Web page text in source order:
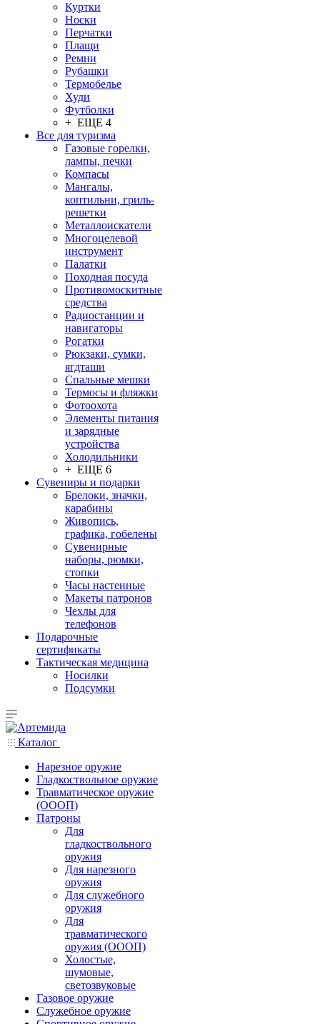
Куртки
Носки
Перчатки
Плащи
Ремни
Рубашки
Термобелье
Худи
Футболки
+ ЕЩЕ 4
Все для туризма
Газовые горелки,
лампы, печки
Компасы
Мангалы,
коптильни, гриль-
решетки
Металлоискатели
Многоцелевой
инструмент
Палатки
Походная посуда
Противомоскитные
средства
Радиостанции и
навигаторы
Рогатки
Рюкзаки, сумки,
ягдташи
Спальные мешки
Термосы и фляжки
Фотоохота
Элементы питания
и зарядные
устройства
Холодильники
+ ЕЩЕ 6
Сувениры и подарки
Брелоки, значки,
карабины
Живопись,
графика, гобелены
Сувенирные
наборы, рюмки,
стопки
Часы настенные
Макеты патронов
Чехлы для
телефонов
Подарочные
сертификаты
Тактическая медицина
Носилки
Подсумки
Каталог
Нарезное оружие
Гладкоствольное оружие
Травматическое оружие
(ОООП)
Патроны
Для
гладкоствольного
оружия
Для нарезного
оружия
Для служебного
оружия
Для
травматического
оружия (ОООП)
Холостые,
шумовые,
светозвуковые
Газовое оружие
Служебное оружие